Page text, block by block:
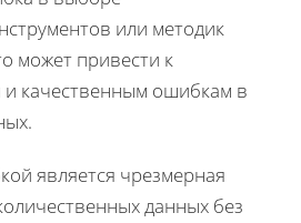
или методик
может привести к
качественным ошибкам в
является чрезмерная
данных без